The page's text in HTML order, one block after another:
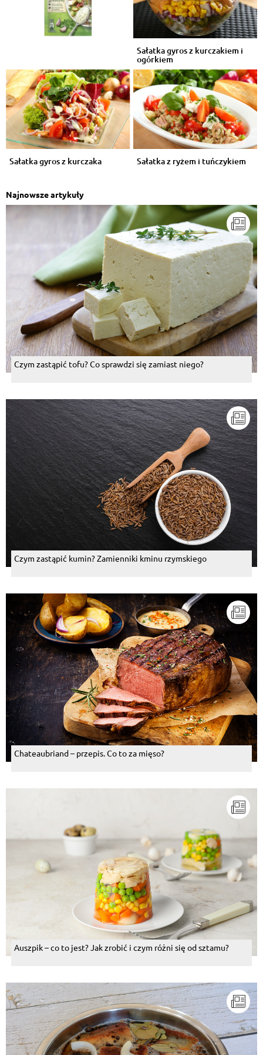
Odpowiedz
Przemysław Stach, 16.03.2016
Mniam
Odpowiedz
Ewa Kozlowska , 13.03.2016
, 12.03.2016
10g piersi??;)
Odpowiedz
Sałatka gyros z kurczakiem i
ogórkiem
Sałatka gyros z kurczaka Sałatka z ryżem i tuńczykiem
Najnowsze artykuły
Czym zastąpić tofu? Co sprawdzi się zamiast niego?
Czym zastąpić kumin? Zamienniki kminu rzymskiego
Chateaubriand – przepis. Co to za mięso?
Auszpik – co to jest? Jak zrobić i czym różni się od sztamu?